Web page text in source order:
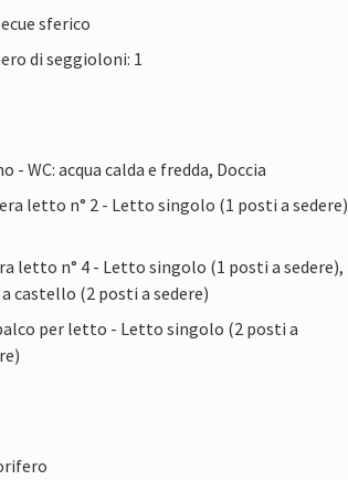
sferico
di seggioloni: 1
- WC: acqua calda e fredda, Doccia
letto n° 2 - Letto singolo (1 posti a sedere)
letto n° 4 - Letto singolo (1 posti a sedere),
castello (2 posti a sedere)
per letto - Letto singolo (2 posti a